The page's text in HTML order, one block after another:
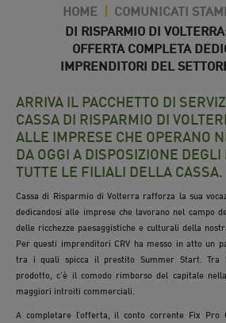
HOME | COMUNICATI
DI RISPARMIO DI
OFFERTA COMPLETA
IMPRENDITORI DEL
31 Gen 2018
ARRIVA IL PACCHETTO DI
CASSA DI RISPARMIO DI
ALLE IMPRESE CHE OPERANO
DA OGGI A DISPOSIZIONE
TUTTE LE FILIALI DELLA CASSA.
Cassa di Risparmio di Volterra rafforza la sua
dedicandosi alle imprese che lavorano nel campo
delle ricchezze paesaggistiche e culturali della
Per questi imprenditori CRV ha messo in atto un
tra i quali spicca il prestito Summer Start. Tra
prodotto, c’è il comodo rimborso del capitale
maggiori introiti commerciali.
A completare l’offerta, il conto corrente Fix Pro